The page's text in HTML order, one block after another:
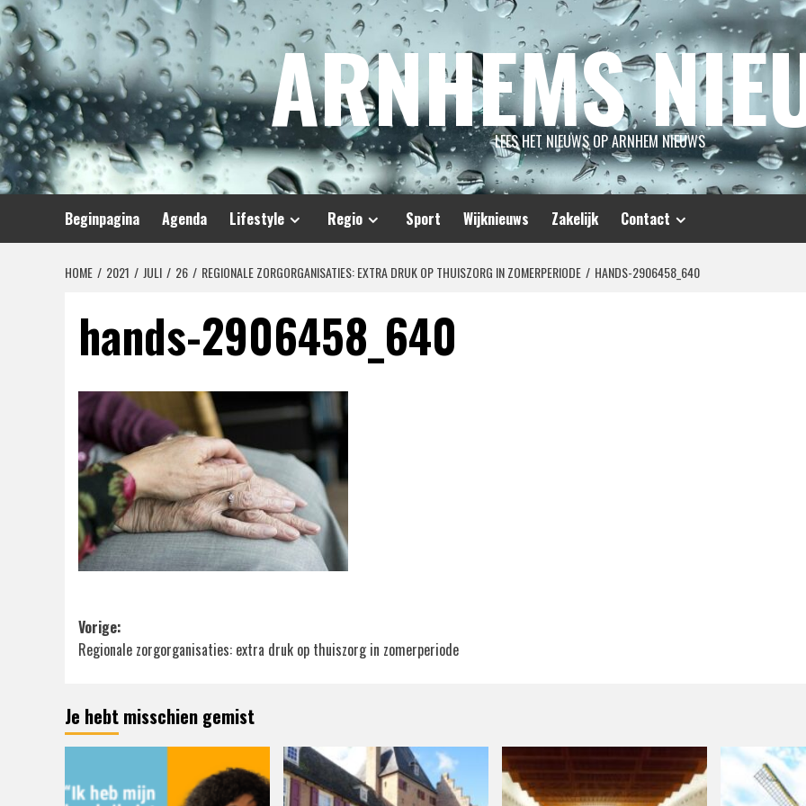
Spring
naar
inhoud
ARNHEMS
LEES HET NIEUWS OP ARNHEM NIEUWS
Beginpagina Agenda Lifestyle Regio Sport Wijknieuws Zakelijk Contact
HOME 2021 JULI 26 REGIONALE ZORGORGANISATIES: EXTRA DRUK OP THUISZORG IN ZOMERPERIODE HANDS-2906458_640
hands-2906458_640
Bericht
navigatie
Vorige:
Regionale zorgorganisaties: extra druk op thuiszorg in zomerperiode
Je hebt misschien gemist